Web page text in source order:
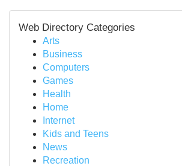
Web Directory Categories
Arts
Business
Computers
Games
Health
Home
Internet
Kids and Teens
News
Recreation